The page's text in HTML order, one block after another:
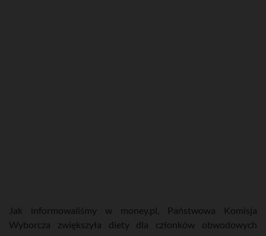
Jak informowaliśmy w money.pl, Państwowa Komisja
Wyborcza zwiększyła diety dla członków obwodowych